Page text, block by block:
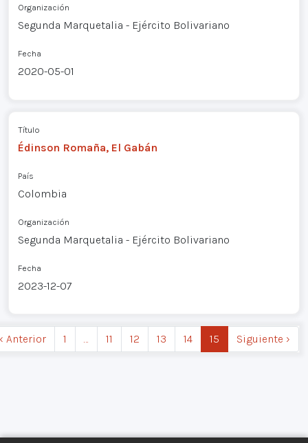
Organización
Segunda Marquetalia - Ejército Bolivariano
Fecha
2020-05-01
Título
Édinson Romaña, El Gabán
País
Colombia
Organización
Segunda Marquetalia - Ejército Bolivariano
Fecha
2023-12-07
‹ Anterior 1 … 11 12 13 14 15 Siguiente ›